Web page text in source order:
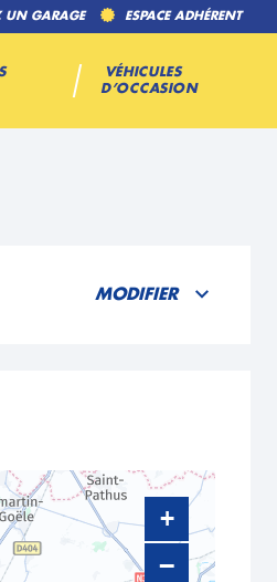
UN GARAGE ESPACE ADHÉRENT
VÉHICULES
D’OCCASION
MODIFIER
+
−